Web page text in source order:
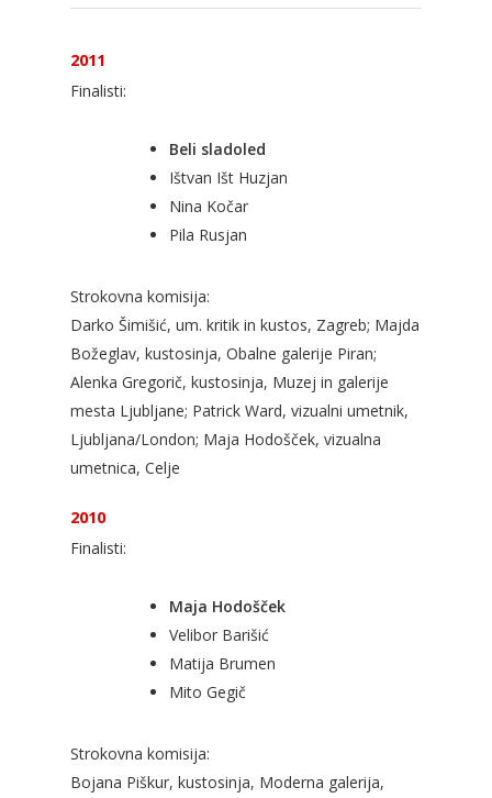
2011
Finalisti:
Beli sladoled
Ištvan Išt Huzjan
Nina Kočar
Pila Rusjan
Strokovna komisija:
Darko Šimišić, um. kritik in kustos, Zagreb; Majda
Božeglav, kustosinja, Obalne galerije Piran;
Alenka Gregorič, kustosinja, Muzej in galerije
mesta Ljubljane; Patrick Ward, vizualni umetnik,
Ljubljana/London; Maja Hodošček, vizualna
umetnica, Celje
2010
Finalisti:
Maja Hodošček
Velibor Barišić
Matija Brumen
Mito Gegič
Strokovna komisija:
Bojana Piškur, kustosinja, Moderna galerija,